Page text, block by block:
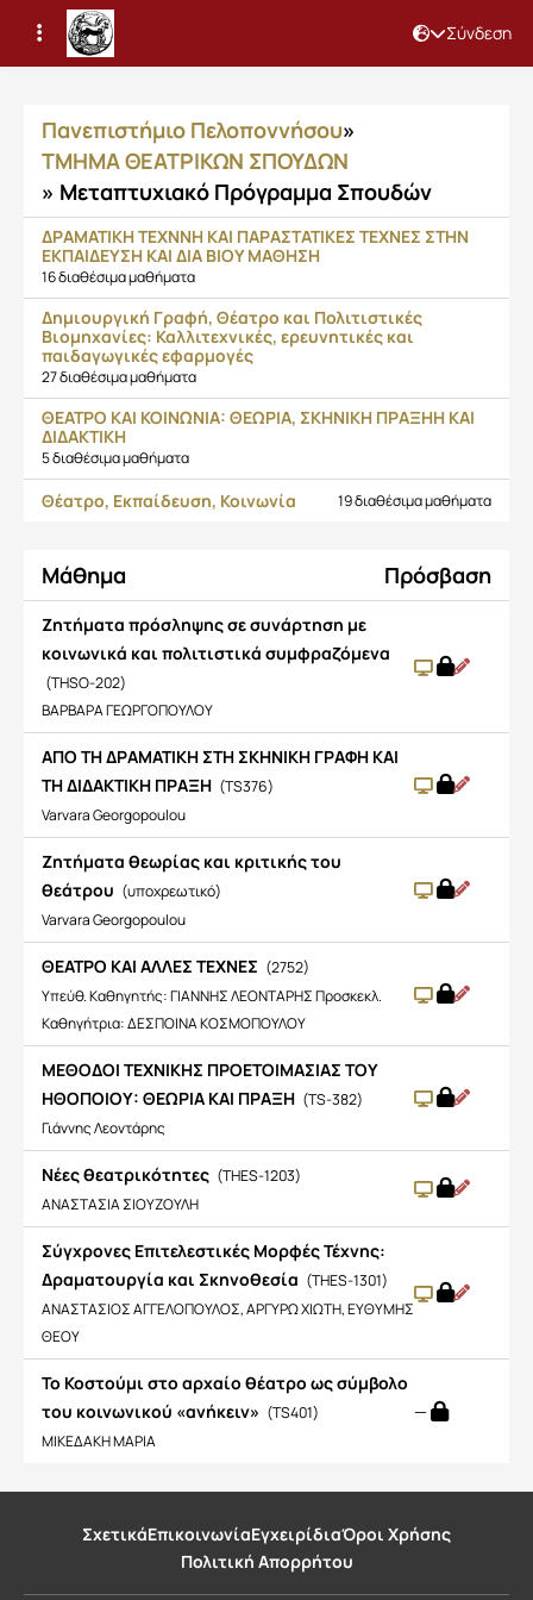
Σύνδεση
Μαθήματα
Πανεπιστήμιο Πελοποννήσου»
ΤΜΗΜΑ ΘΕΑΤΡΙΚΩΝ ΣΠΟΥΔΩΝ
» Μεταπτυχιακό Πρόγραμμα Σπουδών
ΔΡΑΜΑΤΙΚΗ ΤΕΧΝΝΗ ΚΑΙ ΠΑΡΑΣΤΑΤΙΚΕΣ ΤΕΧΝΕΣ ΣΤΗΝ
ΕΚΠΑΙΔΕΥΣΗ ΚΑΙ ΔΙΑ ΒΙΟΥ ΜΑΘΗΣΗ
16 διαθέσιμα μαθήματα
Δημιουργική Γραφή, Θέατρο και Πολιτιστικές
Βιομηχανίες: Καλλιτεχνικές, ερευνητικές και
παιδαγωγικές εφαρμογές
27 διαθέσιμα μαθήματα
ΘΕΑΤΡΟ ΚΑΙ ΚΟΙΝΩΝΙΑ: ΘΕΩΡΙΑ, ΣΚΗΝΙΚΗ ΠΡΑΞΗΗ ΚΑΙ
ΔΙΔΑΚΤΙΚΗ
5 διαθέσιμα μαθήματα
Θέατρο, Εκπαίδευση, Κοινωνία 19 διαθέσιμα μαθήματα
Μάθημα Πρόσβαση
Zητήματα πρόσληψης σε συνάρτηση με
κοινωνικά και πολιτιστικά συμφραζόμενα
(THSO-202)
ΒΑΡΒΑΡΑ ΓΕΩΡΓΟΠΟΥΛΟΥ
ΑΠΟ ΤΗ ΔΡΑΜΑΤΙΚΗ ΣΤΗ ΣΚΗΝΙΚΗ ΓΡΑΦΗ ΚΑΙ
ΤΗ ΔΙΔΑΚΤΙΚΗ ΠΡΑΞΗ (TS376)
Varvara Georgopoulou
Ζητήματα θεωρίας και κριτικής του
θεάτρου (υποχρεωτικό)
Varvara Georgopoulou
ΘΕΑΤΡΟ ΚΑΙ ΑΛΛΕΣ ΤΕΧΝΕΣ (2752)
Υπεύθ. Καθηγητής: ΓΙΑΝΝΗΣ ΛΕΟΝΤΑΡΗΣ Προσκεκλ.
Καθηγήτρια: ΔΕΣΠΟΙΝΑ ΚΟΣΜΟΠΟΥΛΟΥ
ΜΕΘΟΔΟΙ ΤΕΧΝΙΚΗΣ ΠΡΟΕΤΟΙΜΑΣΙΑΣ ΤΟΥ
ΗΘΟΠΟΙΟΥ: ΘΕΩΡΙΑ ΚΑΙ ΠΡΑΞΗ (TS-382)
Γιάννης Λεοντάρης
Νέες θεατρικότητες (THES-1203)
ΑΝΑΣΤΑΣΙΑ ΣΙΟΥΖΟΥΛΗ
Σύγχρονες Επιτελεστικές Μορφές Τέχνης:
Δραματουργία και Σκηνοθεσία (THES-1301)
ΑΝΑΣΤΑΣΙΟΣ ΑΓΓΕΛΟΠΟΥΛΟΣ, ΑΡΓΥΡΩ ΧΙΩΤΗ, ΕΥΘΥΜΗΣ
ΘΕΟΥ
Το Κοστούμι στο αρχαίο θέατρο ως σύμβολο
του κοινωνικού «ανήκειν» (TS401)
ΜΙΚΕΔΑΚΗ ΜΑΡΙΑ
—
ΣχετικάΕπικοινωνίαΕγχειρίδιαΌροι Χρήσης
Πολιτική Απορρήτου